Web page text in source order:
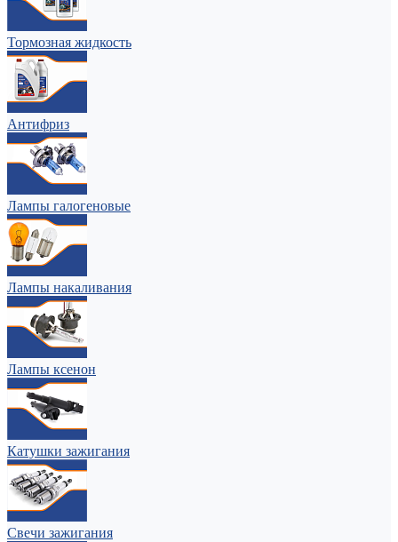
Тормозная жидкость
Антифриз
Лампы галогеновые
Лампы накаливания
Лампы ксенон
Катушки зажигания
Свечи зажигания